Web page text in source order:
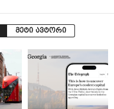
მეტი ავტორი